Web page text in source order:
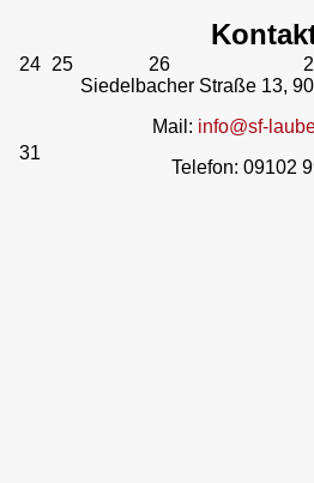
24 25 26
31
Siedelbacher Straße 13,
Mail: info@sf-
Telefon: 09102